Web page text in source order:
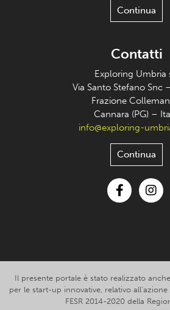
Continua
Contatti
Exploring Umbria
Via Santo Stefano Snc
Frazione
Cannara (PG) –
info@exploring-
Continua
Il presente portale è stato realizzato
per le start-up innovative, relativo
FESR 2014-2020 della